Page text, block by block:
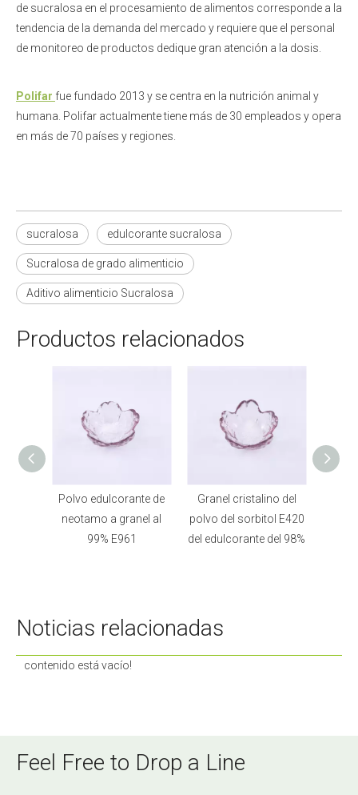
de sucralosa en el procesamiento de alimentos corresponde a la
tendencia de la demanda del mercado y requiere que el personal
de monitoreo de productos dedique gran atención a la dosis.
Polifar fue fundado 2013 y se centra en la nutrición animal y
humana. Polifar actualmente tiene más de 30 empleados y opera
en más de 70 países y regiones.
sucralosa edulcorante sucralosa
Sucralosa de grado alimenticio
Aditivo alimenticio Sucralosa
Productos relacionados
Polvo edulcorante de
neotamo a granel al
99% E961
Granel cristalino del
polvo del sorbitol E420
del edulcorante del 98%
Noticias relacionadas
contenido está vacío!
Feel Free to Drop a Line